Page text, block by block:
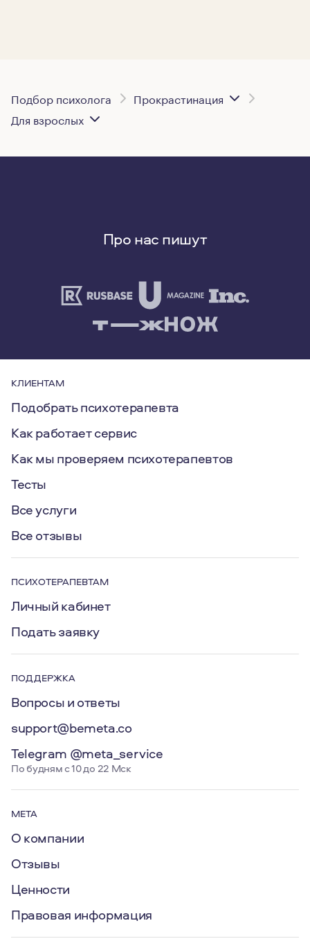
Подбор психолога
Прокрастинация
Для взрослых
Про нас пишут
КЛИЕНТАМ
Подобрать психотерапевта
Как работает сервис
Как мы проверяем психотерапевтов
Тесты
Все услуги
Все отзывы
ПСИХОТЕРАПЕВТАМ
Личный кабинет
Подать заявку
ПОДДЕРЖКА
Вопросы и ответы
support@bemeta.co
Telegram @meta_service
По будням с 10 до 22 Мск
МЕТА
О компании
Отзывы
Ценности
Правовая информация